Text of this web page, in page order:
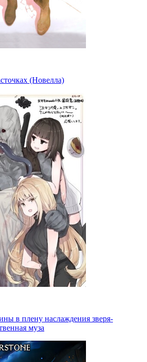
(Новелла)
в плену наслаждения зверя-
муза